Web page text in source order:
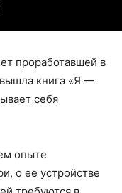
проработавшей в
книга «Я —
себя
опыте
о ее устройстве